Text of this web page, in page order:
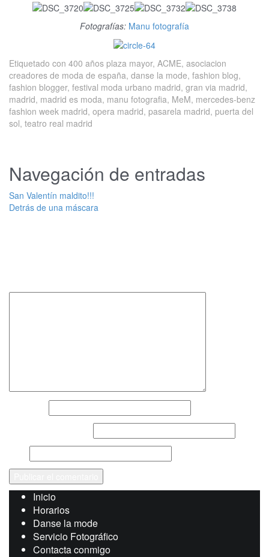
Fotografías: Manu fotografía
Etiquetado con 400 años plaza mayor, ACME, asociacion
creadores de moda de españa, danse la mode, fashion blog,
fashion blogger, festival moda urbano madrid, gran via madrid,
madrid, madrid es moda, manu fotografia, MeM, mercedes-benz
fashion week madrid, opera madrid, pasarela madrid, puerta del
sol, teatro real madrid
Navegación de entradas
San Valentín maldito!!!
Detrás de una máscara
Inicio
Horarios
Danse la mode
Servicio Fotográfico
Contacta conmigo